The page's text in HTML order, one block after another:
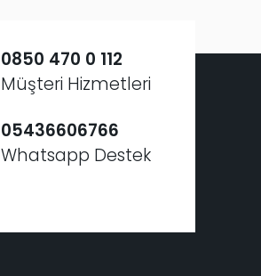
0850 470 0 112
Müşteri Hizmetleri
05436606766
Whatsapp Destek